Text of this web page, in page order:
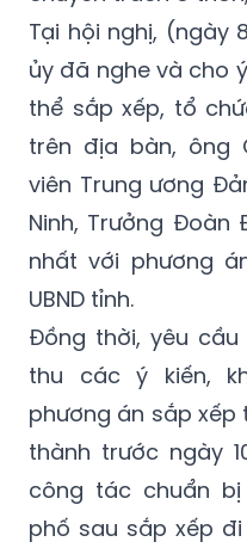
Tại hội nghị, (ngày
ủy đã nghe và cho
thể sắp xếp, tổ
trên địa bàn, ông
viên Trung ương
Ninh, Trưởng Đoàn
nhất với phương
UBND tỉnh.
Đồng thời, yêu cầu
thu các ý kiến,
phương án sắp xếp
thành trước ngày
công tác chuẩn
phố sau sắp xếp